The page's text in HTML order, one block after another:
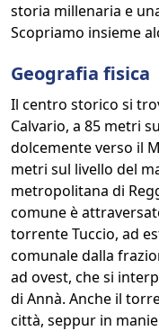
storia millenaria e
Scopriamo insieme
Geografia fisica
Il centro storico si
Calvario, a 85 metri
dolcemente verso il
metri sul livello del
metropolitana di
comune è
torrente Tuccio, ad
comunale dalla
ad ovest, che si
di Annà. Anche il
città, seppur in